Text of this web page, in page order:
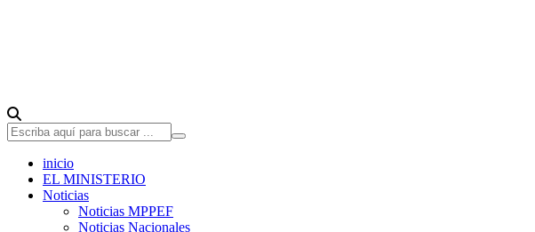
inicio
EL MINISTERIO
Noticias
Noticias MPPEF
Noticias Nacionales